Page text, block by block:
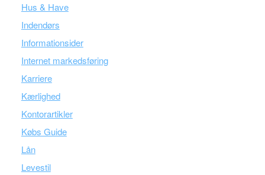
Hus & Have
Indendørs
Informationsider
Internet markedsføring
Karriere
Kærlighed
Kontorartikler
Købs Guide
Lån
Levestil